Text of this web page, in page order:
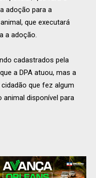
adoção para a
que executará
a adoção.
cadastrados pela
a DPA atuou, mas a
que fez algum
disponível para